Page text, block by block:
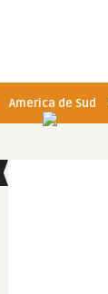
America de Sud